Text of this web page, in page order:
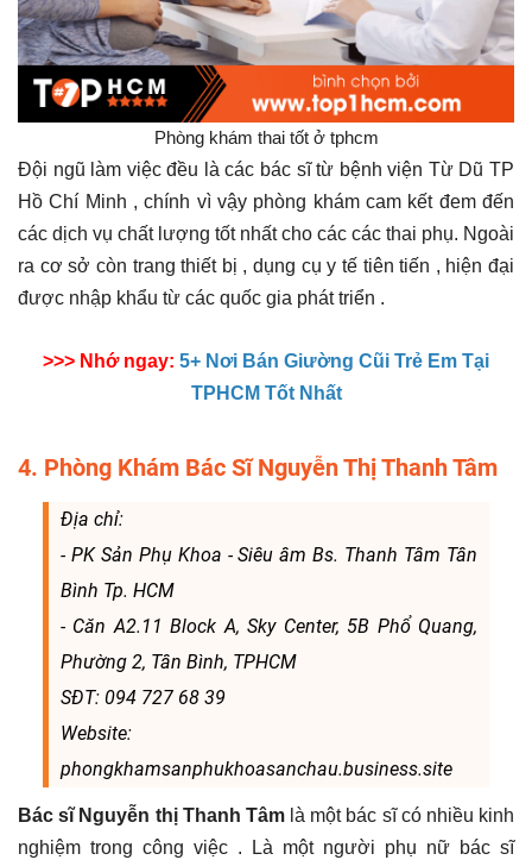
Phòng khám thai tốt ở tphcm
Đội ngũ làm việc đều là các bác sĩ từ bệnh viện Từ Dũ TP
Hồ Chí Minh , chính vì vậy phòng khám cam kết đem đến
các dịch vụ chất lượng tốt nhất cho các các thai phụ. Ngoài
ra cơ sở còn trang thiết bị , dụng cụ y tế tiên tiến , hiện đại
được nhập khẩu từ các quốc gia phát triển .
>>> Nhớ ngay: 5+ Nơi Bán Giường Cũi Trẻ Em Tại
TPHCM Tốt Nhất
4. Phòng Khám Bác Sĩ Nguyễn Thị Thanh Tâm
Địa chỉ:
- PK Sản Phụ Khoa - Siêu âm Bs. Thanh Tâm Tân
Bình Tp. HCM
- Căn A2.11 Block A, Sky Center, 5B Phổ Quang,
Phường 2, Tân Bình, TPHCM
SĐT: 094 727 68 39
Website:
phongkhamsanphukhoasanchau.business.site
Bác sĩ Nguyễn thị Thanh Tâmlà một bác sĩ có nhiều kinh
nghiệm trong công việc . Là một người phụ nữ bác sĩ